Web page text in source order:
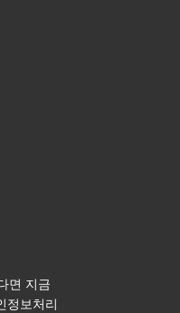
면 지금
정보처리